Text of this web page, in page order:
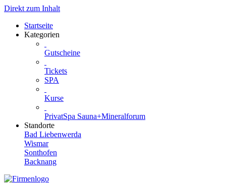
Direkt zum Inhalt
Startseite
Kategorien
Gutscheine
Tickets
SPA
Kurse
PrivatSpa Sauna+Mineralforum
Standorte
Bad Liebenwerda
Wismar
Sonthofen
Backnang